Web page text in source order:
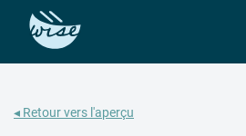
◂ Retour vers l'aperçu